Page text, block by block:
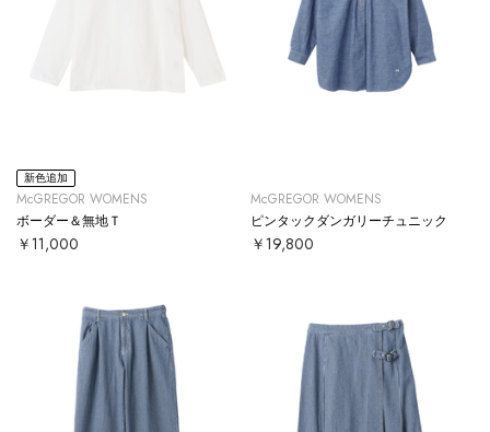
新色追加
McGREGOR WOMENS
ボーダー＆無地Ｔ
￥11,000
McGREGOR WOMENS
ピンタックダンガリーチュニック
￥19,800